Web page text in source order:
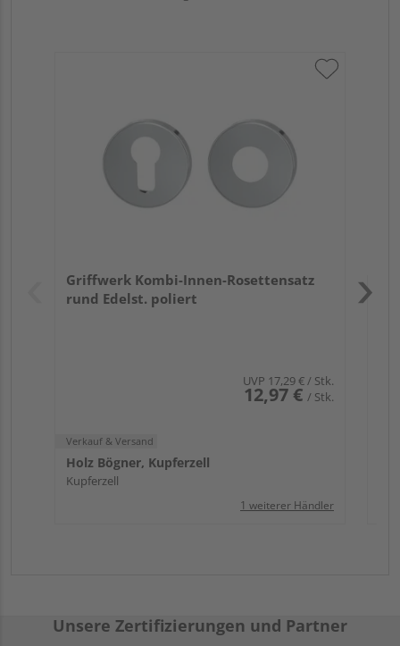
Griffwerk Kombi-Innen-Rosettensatz
rund Edelst. poliert
UVP 17,29 €/ Stk.
12,97 € / Stk.
Verkauf & Versand
Holz Bögner, Kupferzell
Kupferzell
1 weiterer Händler
Unsere Zertifizierungen und Partner